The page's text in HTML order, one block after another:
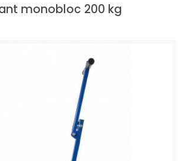
monobloc 200 kg